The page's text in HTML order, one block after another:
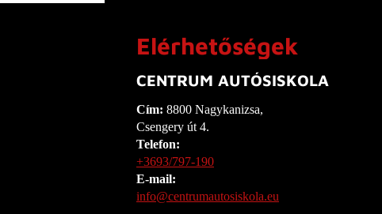
Elérhetőségek
CENTRUM AUTÓSISKOLA
Cím: 8800 Nagykanizsa,
Csengery út 4.
Telefon:
+3693/797-190
E-mail:
info@centrumautosiskola.eu